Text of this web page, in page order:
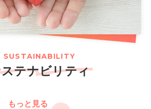
SUSTAINABILITY
テナビリティ
もっと見る